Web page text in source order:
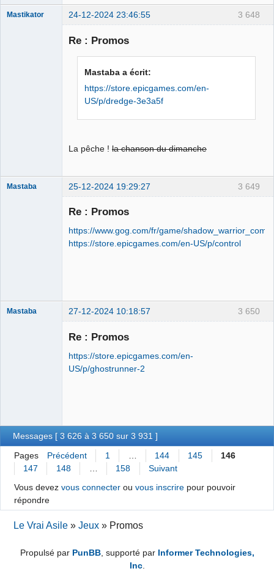
3 648
Mastikator 24-12-2024 23:46:55
Re : Promos
Mastaba a écrit:
https://store.epicgames.com/en-
US/p/dredge-3e3a5f
La pêche ! la chanson du dimanche
3 649
Mastaba 25-12-2024 19:29:27
OPTIJANCOMATIQUE
Re : Promos
https://www.gog.com/fr/game/
https://store.epicgames.com/en-US/p/control
3 650
Mastaba 27-12-2024 10:18:57
OPTIJANCOMATIQUE
Re : Promos
https://store.epicgames.com/en-
US/p/ghostrunner-2
Messages [ 3 626 à 3 650 sur 3 931 ]
Pages Précédent 1 … 144 145
146
147
148 … 158
Suivant
Vous devez vous connecterou vous inscrirepour pouvoir
répondre
Le Vrai Asile »Jeux » Promos
Propulsé par PunBB, supporté par Informer Technologies,
Inc.